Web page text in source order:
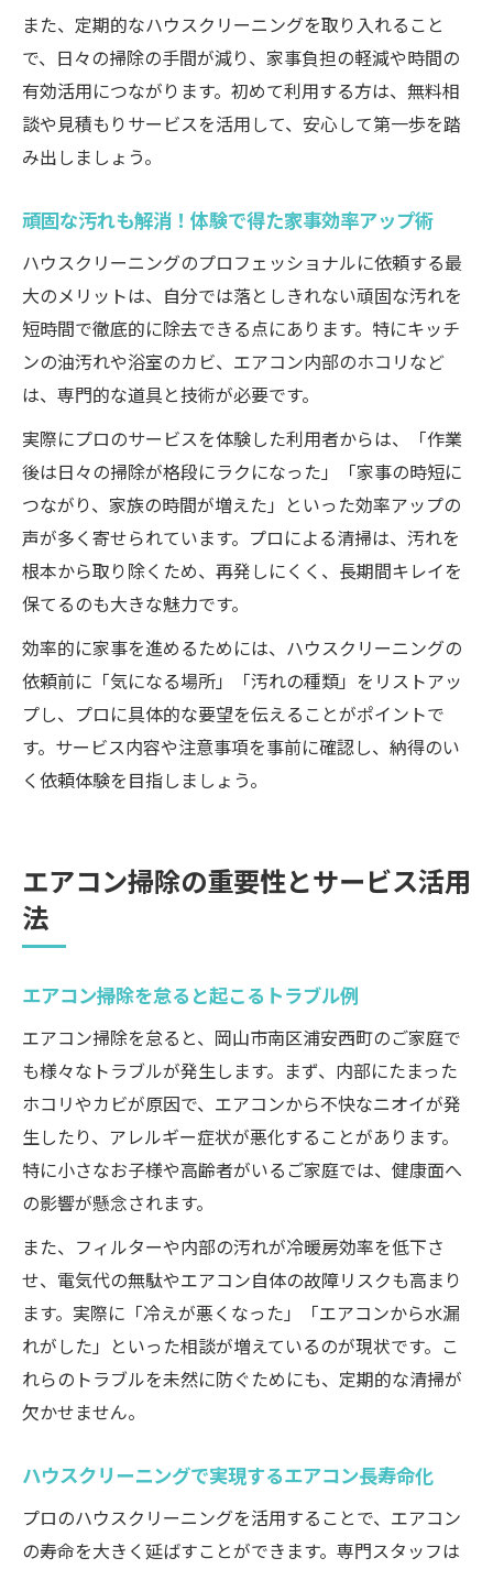
また、定期的なハウスクリーニングを取り入れること
で、日々の掃除の手間が減り、家事負担の軽減や時間の
有効活用につながります。初めて利用する方は、無料相
談や見積もりサービスを活用して、安心して第一歩を踏
み出しましょう。
頑固な汚れも解消！体験で得た家事効率アップ術
ハウスクリーニングのプロフェッショナルに依頼する最
大のメリットは、自分では落としきれない頑固な汚れを
短時間で徹底的に除去できる点にあります。特にキッチ
ンの油汚れや浴室のカビ、エアコン内部のホコリなど
は、専門的な道具と技術が必要です。
実際にプロのサービスを体験した利用者からは、「作業
後は日々の掃除が格段にラクになった」「家事の時短に
つながり、家族の時間が増えた」といった効率アップの
声が多く寄せられています。プロによる清掃は、汚れを
根本から取り除くため、再発しにくく、長期間キレイを
保てるのも大きな魅力です。
効率的に家事を進めるためには、ハウスクリーニングの
依頼前に「気になる場所」「汚れの種類」をリストアッ
プし、プロに具体的な要望を伝えることがポイントで
す。サービス内容や注意事項を事前に確認し、納得のい
く依頼体験を目指しましょう。
エアコン掃除の重要性とサービス活用
法
エアコン掃除を怠ると起こるトラブル例
エアコン掃除を怠ると、岡山市南区浦安西町のご家庭で
も様々なトラブルが発生します。まず、内部にたまった
ホコリやカビが原因で、エアコンから不快なニオイが発
生したり、アレルギー症状が悪化することがあります。
特に小さなお子様や高齢者がいるご家庭では、健康面へ
の影響が懸念されます。
また、フィルターや内部の汚れが冷暖房効率を低下さ
せ、電気代の無駄やエアコン自体の故障リスクも高まり
ます。実際に「冷えが悪くなった」「エアコンから水漏
れがした」といった相談が増えているのが現状です。こ
れらのトラブルを未然に防ぐためにも、定期的な清掃が
欠かせません。
ハウスクリーニングで実現するエアコン長寿命化
プロのハウスクリーニングを活用することで、エアコン
の寿命を大きく延ばすことができます。専門スタッフは